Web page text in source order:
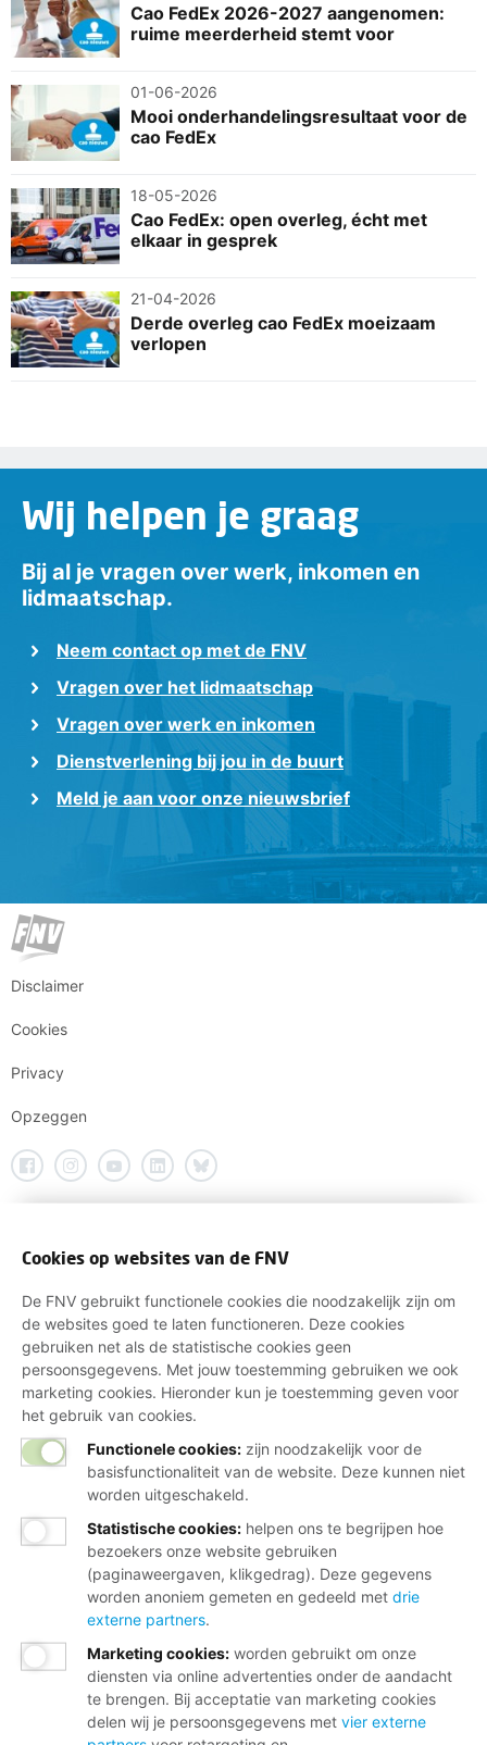
Cao FedEx 2026-2027 aangenomen:
ruime meerderheid stemt voor
01-06-2026
Mooi onderhandelingsresultaat voor de
cao FedEx
18-05-2026
Cao FedEx: open overleg, écht met
elkaar in gesprek
21-04-2026
Derde overleg cao FedEx moeizaam
verlopen
Wij helpen je graag
Bij al je vragen over werk, inkomen en
lidmaatschap.
Neem contact op met de FNV
Vragen over het lidmaatschap
Vragen over werk en inkomen
Dienstverlening bij jou in de buurt
Meld je aan voor onze nieuwsbrief
Disclaimer
Cookies
Privacy
Opzeggen
Cookies op websites van de FNV
De FNV gebruikt functionele cookies die noodzakelijk zijn om
de websites goed te laten functioneren. Deze cookies
gebruiken net als de statistische cookies geen
persoonsgegevens. Met jouw toestemming gebruiken we ook
marketing cookies. Hieronder kun je toestemming geven voor
het gebruik van cookies.
Functionele cookies: zijn noodzakelijk voor de
basisfunctionaliteit van de website. Deze kunnen niet
worden uitgeschakeld.
Statistische cookies: helpen ons te begrijpen hoe
bezoekers onze website gebruiken
(paginaweergaven, klikgedrag). Deze gegevens
worden anoniem gemeten en gedeeld met drie
externe partners.
Marketing cookies: worden gebruikt om onze
diensten via online advertenties onder de aandacht
te brengen. Bij acceptatie van marketing cookies
delen wij je persoonsgegevens met vier externe